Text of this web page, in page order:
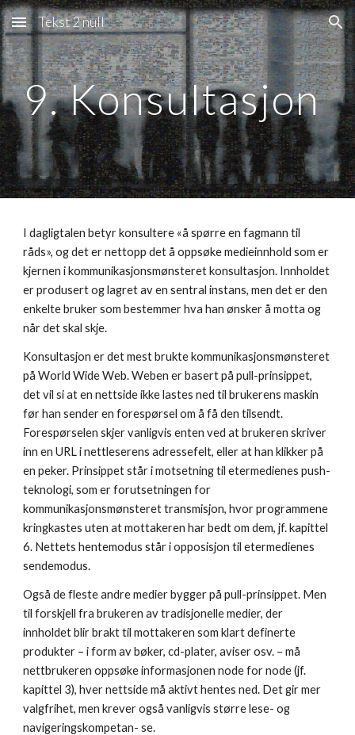
Skip to main content Skip to navigation
Tekst 2 null
9. Konsultasjon
I dagligtalen betyr konsultere «å spørre en fagmann til
råds», og det er nettopp det å oppsøke medieinnhold som er
kjernen i kommunikasjonsmønsteret konsultasjon. Innholdet
er produsert og lagret av en sentral instans, men det er den
enkelte bruker som bestemmer hva han ønsker å motta og
når det skal skje.
Konsultasjon er det mest brukte kommunikasjonsmønsteret
på World Wide Web. Weben er basert på pull-prinsippet,
det vil si at en nettside ikke lastes ned til brukerens maskin
før han sender en forespørsel om å få den tilsendt.
Forespørselen skjer vanligvis enten ved at brukeren skriver
inn en URL i nettleserens adressefelt, eller at han klikker på
en peker. Prinsippet står i motsetning til etermedienes push-
teknologi, som er forutsetningen for
kommunikasjonsmønsteret transmisjon, hvor programmene
kringkastes uten at mottakeren har bedt om dem, jf. kapittel
6. Nettets hentemodus står i opposisjon til etermedienes
sendemodus.
Også de fleste andre medier bygger på pull-prinsippet. Men
til forskjell fra brukeren av tradisjonelle medier, der
innholdet blir brakt til mottakeren som klart definerte
produkter – i form av bøker, cd-plater, aviser osv. – må
nettbrukeren oppsøke informasjonen node for node (jf.
kapittel 3), hver nettside må aktivt hentes ned. Det gir mer
valgfrihet, men krever også vanligvis større lese- og
navigeringskompetan- se.